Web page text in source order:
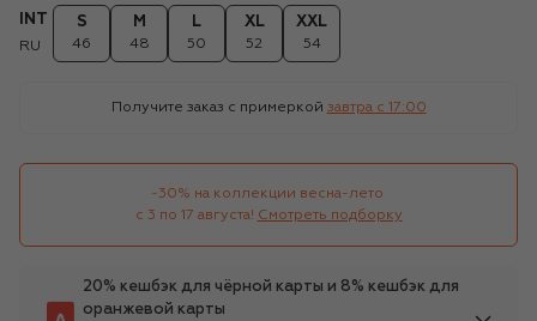
INT
RU
S
46
M
48
L
50
XL
52
XXL
54
Получите заказ с примеркой завтра c 17:00
-30% на коллекции весна-лето
с 3 по 17 августа! Смотреть подборку
20% кешбэк для чёрной карты и 8% кешбэк для
оранжевой карты